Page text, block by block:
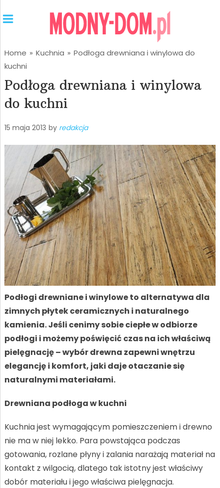
Home » Kuchnia » Podłoga drewniana i winylowa do
kuchni
Podłoga drewniana i winylowa
do kuchni
15 maja 2013 by redakcja
Podłogi drewniane i winylowe to alternatywa dla
zimnych płytek ceramicznych i naturalnego
kamienia. Jeśli cenimy sobie ciepłe w odbiorze
podłogi i możemy poświęcić czas na ich właściwą
pielęgnację – wybór drewna zapewni wnętrzu
elegancję i komfort, jaki daje otaczanie się
naturalnymi materiałami.
Drewniana podłoga w kuchni
Kuchnia jest wymagającym pomieszczeniem i drewno
nie ma w niej lekko. Para powstająca podczas
gotowania, rozlane płyny i zalania narażają materiał na
kontakt z wilgocią, dlatego tak istotny jest właściwy
dobór materiału i jego właściwa pielęgnacja.